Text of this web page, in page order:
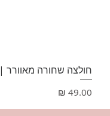
חולצה שחורה מאוורר | M | ALMHA
מחיר